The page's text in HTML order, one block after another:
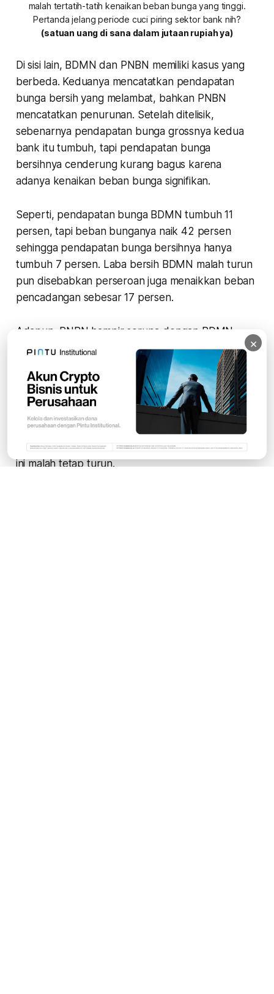
malah tertatih-tatih kenaikan beban bunga yang tinggi.
Pertanda jelang periode cuci piring sektor bank nih?
(satuan uang di sana dalam jutaan rupiah ya)
Di sisi lain, BDMN dan PNBN memiliki kasus yang
berbeda. Keduanya mencatatkan pendapatan
bunga bersih yang melambat, bahkan PNBN
mencatatkan penurunan. Setelah ditelisik,
sebenarnya pendapatan bunga grossnya kedua
bank itu tumbuh, tapi pendapatan bunga
bersihnya cenderung kurang bagus karena
adanya kenaikan beban bunga signifikan.
Seperti, pendapatan bunga BDMN tumbuh 11
persen, tapi beban bunganya naik 42 persen
sehingga pendapatan bunga bersihnya hanya
tumbuh 7 persen. Laba bersih BDMN malah turun
pun disebabkan perseroan juga menaikkan beban
pencadangan sebesar 17 persen.
Adapun, PNBN hampir serupa dengan BDMN.
Pendapatan bunga tumbuh 6,74 persen, tapi
beban bunga malah naik 42 persen, sehingga
pendapatan bunga bersih turun 5,84 persen,
bahkan laba bersih turun 9,88 persen meski
perseroan telah memangkas biaya pencadangan
sebesar 34 persen. Biasanya, pemangkasan biaya
pencadangan itu bisa mengerek laba bersih, tapi
ini malah tetap turun.
×